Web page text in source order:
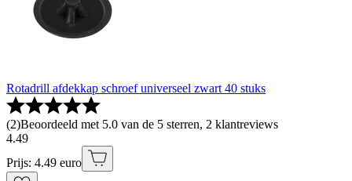
Rotadrill afdekkap schroef universeel zwart 40 stuks
(2)Beoordeeld met 5.0 van de 5 sterren, 2 klantreviews
4.49
Prijs: 4.49 euro